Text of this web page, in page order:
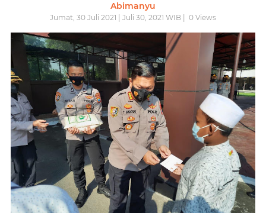
Abimanyu
Jumat, 30 Juli 2021 | Juli 30, 2021 WIB | 0 Views